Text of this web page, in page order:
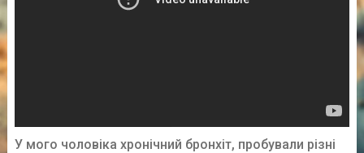
У мого чоловіка хронічний бронхіт, пробували різні